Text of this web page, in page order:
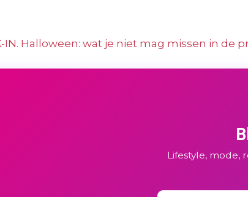
IN. Halloween: wat je niet mag missen in de
Lifestyle, mode,